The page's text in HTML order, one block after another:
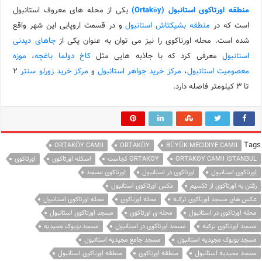
ویژگی‌های مثبت شخصیت در زبان ترکی استانبولی
موزه افسانه‌های کارتال استانبول؛ سفری به دنیای قصه‌ها در
موزه ساعت کاخ توپکاپی استانبول
منطقه اورتاکوی استانبول (Ortaköy)
یکی از محله های معروف استانبول
است که در منطقه بشیکتاش استانبولو در قسمت اروپایی این شهر واقع
شده است. محله اورتاکوی را نیز می توان به عنوان یکی ازجاهای دیدنی
استانبول معرفی کرد که با جاذبه هایی مثلکاخ دولما باغچه، موزه
معصومیت استانبول، مرکز خرید جواهر استانبولو مرکز خرید زورلو سنتر ۲
تا ۳ کیلومتر فاصله دارد.
Tags
BÜYÜK MECIDIYE CAMII
ORTAKÖY
ORTAKÖY CAMII
ORTAKOY CAMII ISTANBUL
ORTAKOY کجاست اسکله اورتاکوی
اورتاکوی
اورتاکوی استانبول
اورتاکوی در استانبول
اورتاکوی مسجد
رفتن به اورتاکوی از تکسیم
عکس اورتاکوی استانبول
عکس های مسجد اورتاکوی ترکیه
محله اورتاکوی
محله اورتاکوی استانبول
محله اورتاکوی در استانبول
محله ی اورتاکوی
مسجد اورتاکوی استانبول
مسجد اورتاکوی ترکیه
مسجد اورتاکوی در استانبول
مسجد بویوک مجیدیه
مسجد بویوک مجیدیه استانبول
مسجد جامع مجیدیه استانبول
مسجد مجیدیه استانبول
منطقه اورتاکوی
منطقه اورتاکوی استانبول